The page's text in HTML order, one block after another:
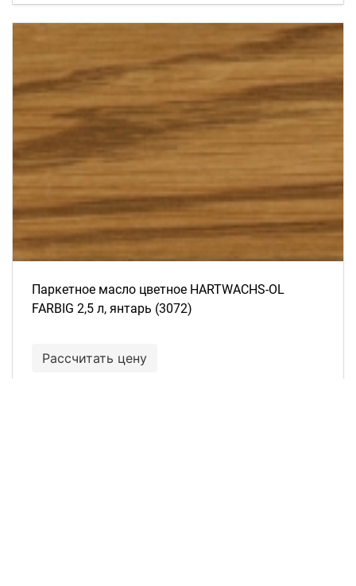
Паркетное масло цветное HARTWACHS-OL
FARBIG 2,5 л, янтарь (3072)
Рассчитать цену